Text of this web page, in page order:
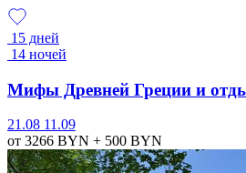
15 дней
14 ночей
Мифы Древней Греции и
21.08 11.09
от 3266 BYN + 500 BYN